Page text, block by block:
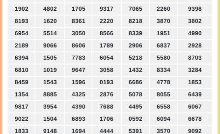
1902
4802 1705 9317 7065 2260
9398
8193
1620 8361 2220 8218 3870
3802
6954
5514 3050 8566 8339 1951
4990
2189
9066 8606 1789 2906 6837
2928
6394
1505 7783 6054 5218 5580
8703
6810
1019 9647 3058 1432 8334
3284
8459
1543 1596 0193 6686 4778
1853
1354
8885 4325 2876 5078 8055
6439
9817
3954 4390 7688 4495 6558
6067
9022
1504 6893 1706 0592 6094
6678
1833
9148 1694 4444 5391 3570
9092